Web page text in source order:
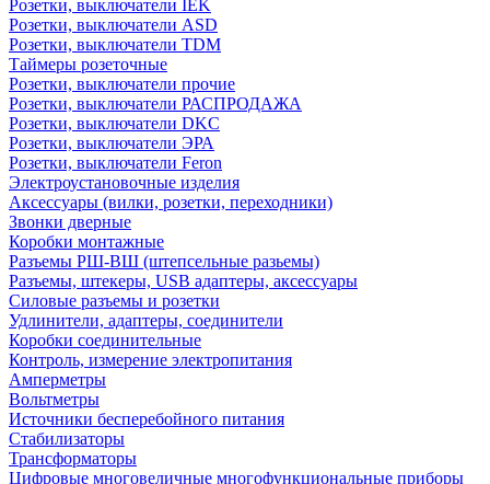
Розетки, выключатели IEK
Розетки, выключатели ASD
Розетки, выключатели TDM
Таймеры розеточные
Розетки, выключатели прочие
Розетки, выключатели РАСПРОДАЖА
Розетки, выключатели DKC
Розетки, выключатели ЭРА
Розетки, выключатели Feron
Электроустановочные изделия
Аксессуары (вилки, розетки, переходники)
Звонки дверные
Коробки монтажные
Разъемы РШ-ВШ (штепсельные разьемы)
Разъемы, штекеры, USB адаптеры, аксессуары
Силовые разъемы и розетки
Удлинители, адаптеры, соединители
Коробки соединительные
Контроль, измерение электропитания
Амперметры
Вольтметры
Источники бесперебойного питания
Стабилизаторы
Трансформаторы
Цифровые многовеличные многофункциональные приборы